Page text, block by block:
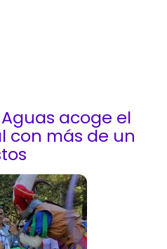
Aguas acoge el
con más de un